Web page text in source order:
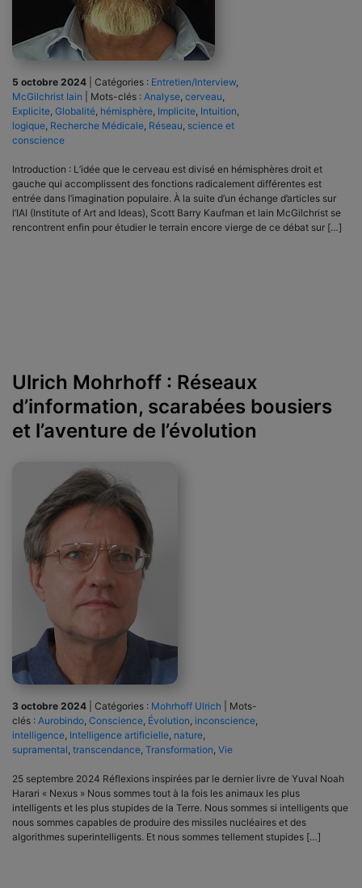
5 octobre 2024 Catégories : Entretien/Interview,
McGilchrist Iain
Mots-clés : Analyse, cerveau,
Explicite, Globalité, hémisphère, Implicite, Intuition,
logique, Recherche Médicale, Réseau, science et
conscience
Introduction : L’idée que le cerveau est divisé en hémisphères droit et
gauche qui accomplissent des fonctions radicalement différentes est
entrée dans l’imagination populaire. À la suite d’un échange d’articles sur
l’IAI (Institute of Art and Ideas), Scott Barry Kaufman et Iain McGilchrist se
rencontrent enfin pour étudier le terrain encore vierge de ce débat sur […]
Ulrich Mohrhoff : Réseaux
d’information, scarabées bousiers
et l’aventure de l’évolution
3 octobre 2024 Catégories : Mohrhoff Ulrich
Mots-
clés : Aurobindo Conscience Évolution inconscience
intelligence Intelligence artificielle nature
supramental transcendance Transformation Vie
25 septembre 2024 Réflexions inspirées par le dernier livre de Yuval Noah
Harari « Nexus » Nous sommes tout à la fois les animaux les plus
intelligents et les plus stupides de la Terre. Nous sommes si intelligents que
nous sommes capables de produire des missiles nucléaires et des
algorithmes superintelligents. Et nous sommes tellement stupides […]